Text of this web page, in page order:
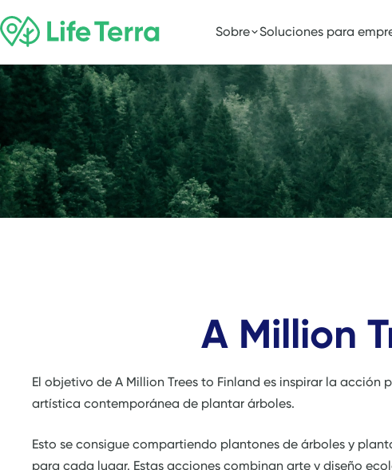
Sobre Soluciones para
A Million
El objetivo de A Million Trees to Finland es inspirar la
artística contemporánea de plantar árboles.
Esto se consigue compartiendo plantones de árboles y
para cada lugar. Estas acciones combinan arte y diseño